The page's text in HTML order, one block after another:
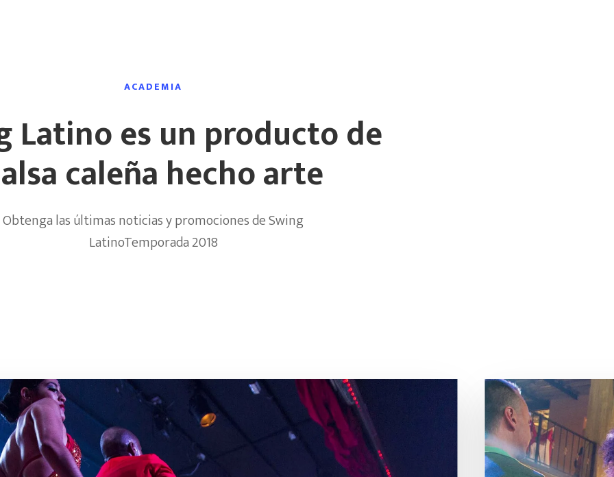
ACADEMIA
Latino es un producto de
caleña hecho arte
Obtenga las últimas noticias y promociones de Swing
LatinoTemporada 2018